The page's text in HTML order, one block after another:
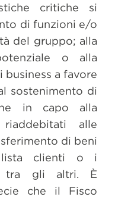
critiche si
di funzioni e/o
del gruppo; alla
o alla
a favore
sostenimento di
in capo alla
alle
di beni
lista clienti o i
tra gli altri. È
che il Fisco